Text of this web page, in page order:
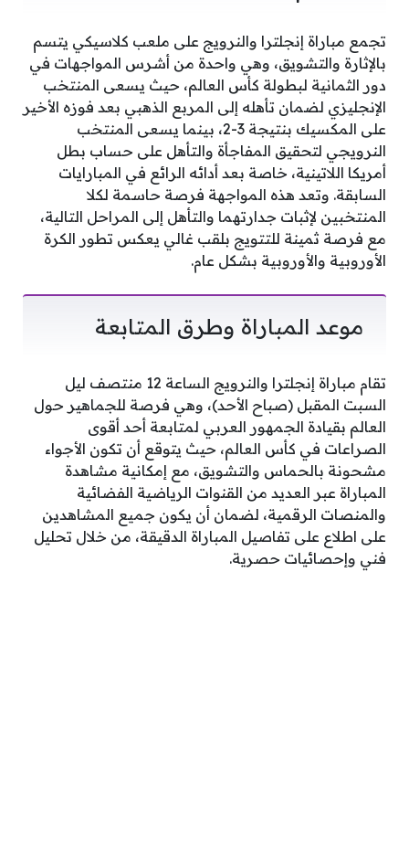
تجمع مباراة إنجلترا والنرويج على ملعب كلاسيكي يتسم
بالإثارة والتشويق، وهي واحدة من أشرس المواجهات في
دور الثمانية لبطولة كأس العالم، حيث يسعى المنتخب
الإنجليزي لضمان تأهله إلى المربع الذهبي بعد فوزه الأخير
على المكسيك بنتيجة 3-2، بينما يسعى المنتخب
النرويجي لتحقيق المفاجأة والتأهل على حساب بطل
أمريكا اللاتينية، خاصة بعد أدائه الرائع في المبارايات
السابقة. وتعد هذه المواجهة فرصة حاسمة لكلا
المنتخبين لإثبات جدارتهما والتأهل إلى المراحل التالية،
مع فرصة ثمينة للتتويج بلقب غالي يعكس تطور الكرة
الأوروبية والأوروبية بشكل عام.
موعد المباراة وطرق المتابعة
تقام مباراة إنجلترا والنرويج الساعة 12 منتصف ليل
السبت المقبل (صباح الأحد)، وهي فرصة للجماهير حول
العالم بقيادة الجمهور العربي لمتابعة أحد أقوى
الصراعات في كأس العالم، حيث يتوقع أن تكون الأجواء
مشحونة بالحماس والتشويق، مع إمكانية مشاهدة
المباراة عبر العديد من القنوات الرياضية الفضائية
والمنصات الرقمية، لضمان أن يكون جميع المشاهدين
على اطلاع على تفاصيل المباراة الدقيقة، من خلال تحليل
فني وإحصائيات حصرية.